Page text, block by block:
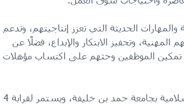
الحديثة التي تعزز إنتاجيتهم، وتدعم
وتحفيز الابتكار والإبداع، فضلًا عن
تمكين الموظفين وحثهم على اكتساب مؤهلات
يقدم البرنامج الأستاذ الدكتور إبراهيم البيومي غانم، أستاذ زائر بكلية الدراسات الإسلامية بجامعة حمد بن خليفة، ويستمر لقرابة 4